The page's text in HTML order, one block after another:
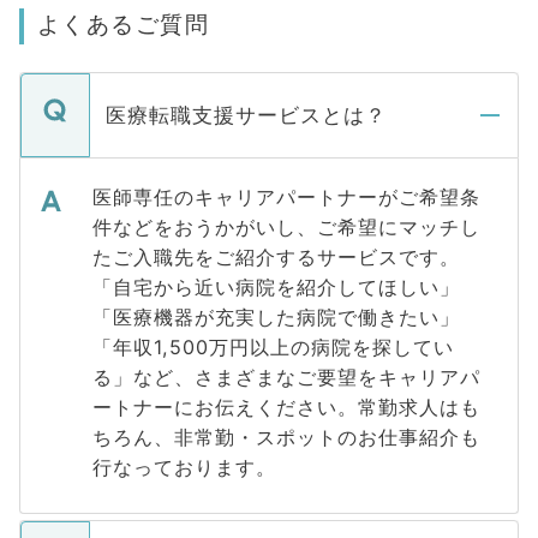
よくあるご質問
医療転職支援サービスとは？
医師専任のキャリアパートナーがご希望条
件などをおうかがいし、ご希望にマッチし
たご入職先をご紹介するサービスです。
「自宅から近い病院を紹介してほしい」
「医療機器が充実した病院で働きたい」
「年収1,500万円以上の病院を探してい
る」など、さまざまなご要望をキャリアパ
ートナーにお伝えください。常勤求人はも
ちろん、非常勤・スポットのお仕事紹介も
行なっております。